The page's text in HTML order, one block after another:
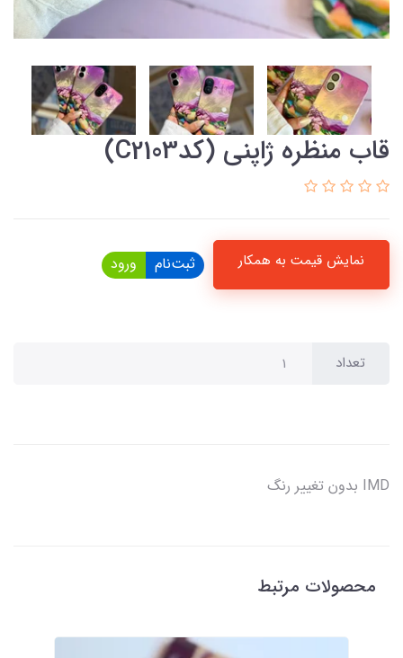
قاب منظره ژاپنی (کدC2103)
نمایش قیمت به همکار ثبت‌نام ورود
تعداد
IMD بدون تغییر رنگ
محصولات مرتبط